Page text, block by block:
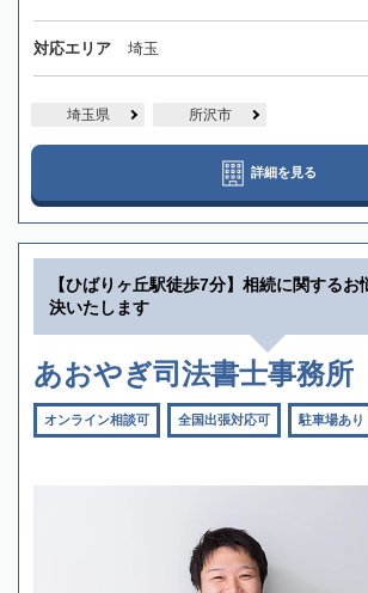
対応エリア 埼玉
埼玉県 所沢市
詳細を見る
【ひばりヶ丘駅徒歩7分】相続に関するお
決いたします
あおやぎ司法書士事務所
オンライン相談可 全国出張対応可 駐車場あり